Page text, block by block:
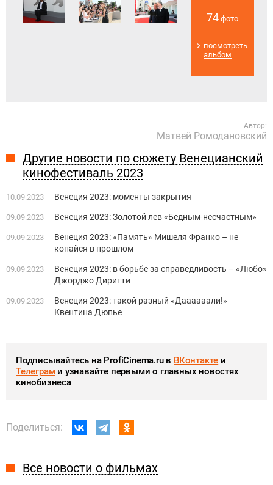
74 фото
посмотреть
альбом
Автор:
Матвей Ромодановский
Другие новости по сюжету Венецианский
кинофестиваль 2023
10.09.2023 Венеция 2023: моменты закрытия
09.09.2023 Венеция 2023: Золотой лев «Бедным-несчастным»
09.09.2023
Венеция 2023: «Память» Мишеля Франко – не
копайся в прошлом
09.09.2023
Венеция 2023: в борьбе за справедливость – «Любо»
Джорджо Диритти
09.09.2023
Венеция 2023: такой разный «Даааааали!»
Квентина Дюпье
Подписывайтесь на ProfiCinema.ru в ВКонтакте и
Телеграми узнавайте первыми о главных новостях
кинобизнеса
Поделиться:
Все новости о фильмах